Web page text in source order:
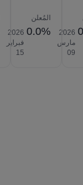
2026‎
مارس
‎09
المُعلن
0.0%
2026‎
فبراير
‎15